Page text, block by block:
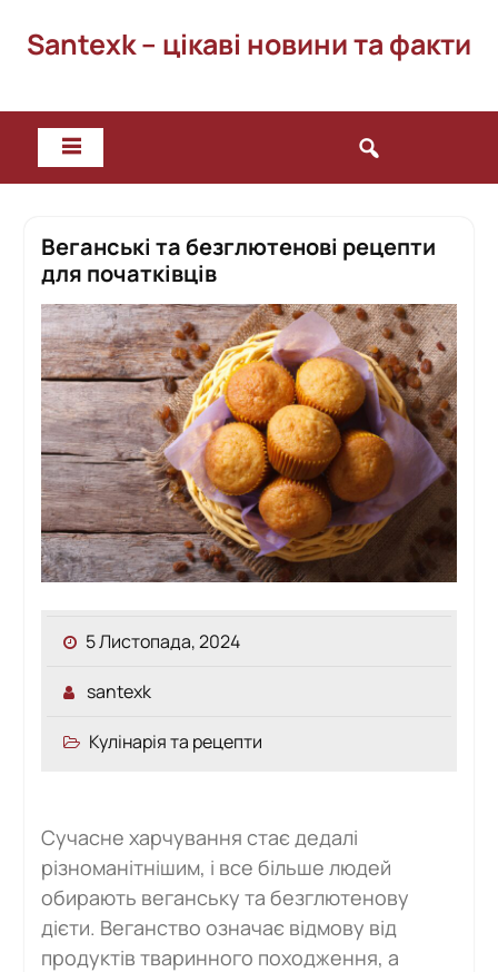
Santexk – цікаві новини та факти
Веганські та безглютенові рецепти
для початківців
5 Листопада, 2024
santexk
Кулінарія та рецепти
Сучасне харчування стає дедалі
різноманітнішим, і все більше людей
обирають веганську та безглютенову
дієти. Веганство означає відмову від
продуктів тваринного походження, а